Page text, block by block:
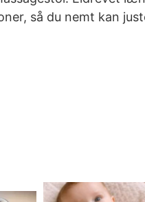
så du nemt kan